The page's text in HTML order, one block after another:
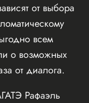
от выбора
всем
о возможных
от диалога.
Рафаэль